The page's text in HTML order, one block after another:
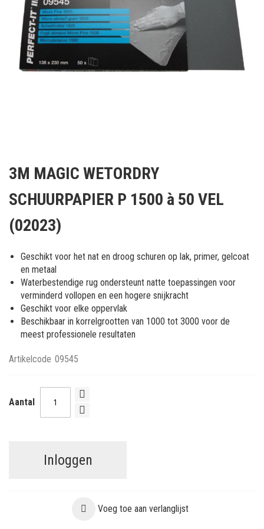
het
van
afbeeldingen-
3M MAGIC WETORDRY
SCHUURPAPIER P 1500 à 50 VEL
(02023)
Geschikt voor het nat en droog schuren op lak, primer, gelcoat
en metaal
Waterbestendige rug ondersteunt natte toepassingen voor
verminderd vollopen en een hogere snijkracht
Geschikt voor elke oppervlak
Beschikbaar in korrelgrootten van 1000 tot 3000 voor de
meest professionele resultaten
Artikelcode 09545
Aantal
Inloggen
Voeg toe aan verlanglijst